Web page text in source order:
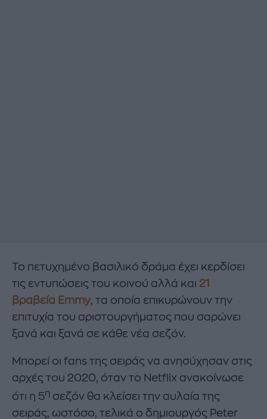
Το πετυχημένο βασιλικό δράμα έχει κερδίσει
τις εντυπώσεις του κοινού αλλά και 21
βραβεία Emmy, τα οποία επικυρώνουν την
επιτυχία του αριστουργήματος που σαρώνει
ξανά και ξανά σε κάθε νέα σεζόν.
Μπορεί οι fans της σειράς να ανησύχησαν στις
αρχές του 2020, όταν το Netflix ανακοίνωσε
ότι η 5η σεζόν θα κλείσει την αυλαία της
σειράς, ωστόσο, τελικά ο δημιουργός Peter